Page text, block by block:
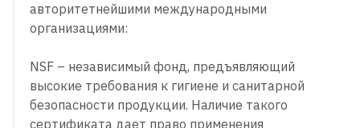
авторитетнейшими международными
организациями:
NSF – независимый фонд, предъявляющий
высокие требования к гигиене и санитарной
безопасности продукции. Наличие такого
сертификата дает право применения